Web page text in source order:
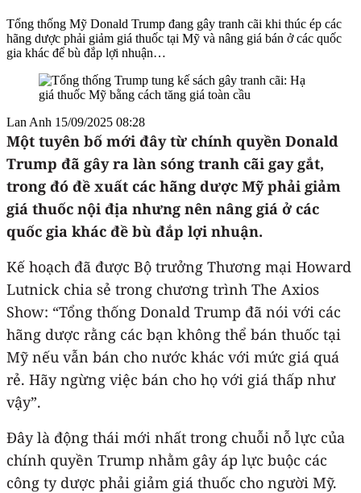
Tổng thống Mỹ Donald Trump đang gây tranh cãi khi thúc ép các
hãng dược phải giảm giá thuốc tại Mỹ và nâng giá bán ở các quốc
gia khác để bù đắp lợi nhuận…
Lan Anh 15/09/2025 08:28
Một tuyên bố mới đây từ chính quyền Donald
Trump đã gây ra làn sóng tranh cãi gay gắt,
trong đó đề xuất các hãng dược Mỹ phải giảm
giá thuốc nội địa nhưng nên nâng giá ở các
quốc gia khác đề bù đắp lợi nhuận.
Kế hoạch đã được Bộ trưởng Thương mại Howard
Lutnick chia sẻ trong chương trình The Axios
Show: “Tổng thống Donald Trump đã nói với các
hãng dược rằng các bạn không thể bán thuốc tại
Mỹ nếu vẫn bán cho nước khác với mức giá quá
rẻ. Hãy ngừng việc bán cho họ với giá thấp như
vậy”.
Đây là động thái mới nhất trong chuỗi nỗ lực của
chính quyền Trump nhằm gây áp lực buộc các
công ty dược phải giảm giá thuốc cho người Mỹ.